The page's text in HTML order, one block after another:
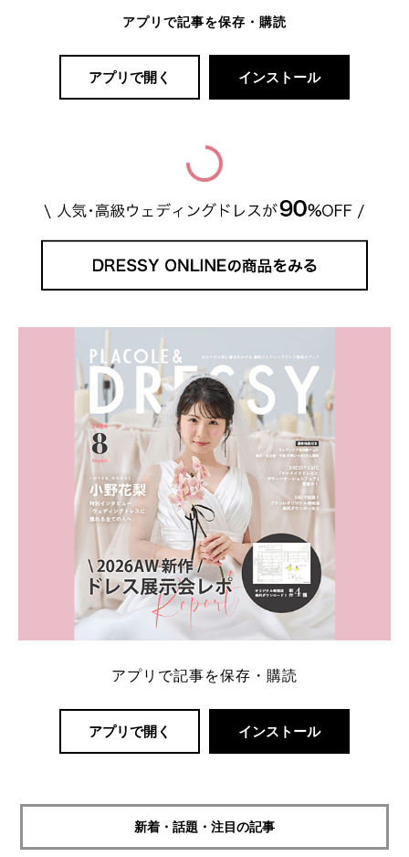
アプリで記事を保存・購読
アプリで開く インストール
アプリで記事を保存・購読
アプリで開く インストール
新着・話題・注目の記事